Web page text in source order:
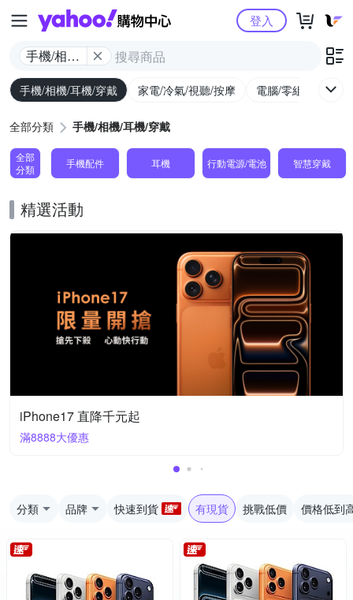
Yahoo購物中心
手機/相機/
耳機/穿戴
登入
手機/相機/耳機/穿戴 家電/冷氣/視聽/按摩 電腦/零組件/週邊/
全部分類 手機/相機/耳機/穿戴
全部
分類
手機配件 耳機 行動電源/電池 智慧穿戴
精選活動
iPhone17 直降千元起
滿8888大優惠
分類 品牌 快速到貨 有現貨 挑戰低價 價格低到